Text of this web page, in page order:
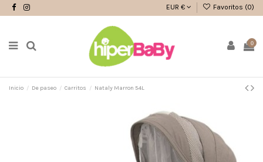
EUR € Favoritos (0)
0
Inicio De paseo Carritos Nataly Marron 54L